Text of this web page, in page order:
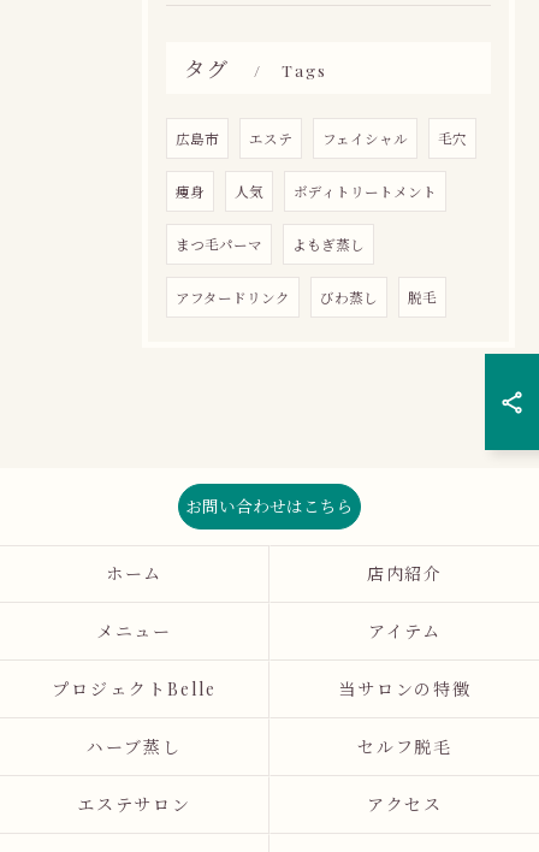
タグ Tags
広島市 エステ フェイシャル 毛穴
痩身 人気 ボディトリートメント
まつ毛パーマ よもぎ蒸し
アフタードリンク びわ蒸し 脱毛
お問い合わせはこちら
ホーム 店内紹介
メニュー アイテム
プロジェクトBelle 当サロンの特徴
ハーブ蒸し セルフ脱毛
エステサロン アクセス